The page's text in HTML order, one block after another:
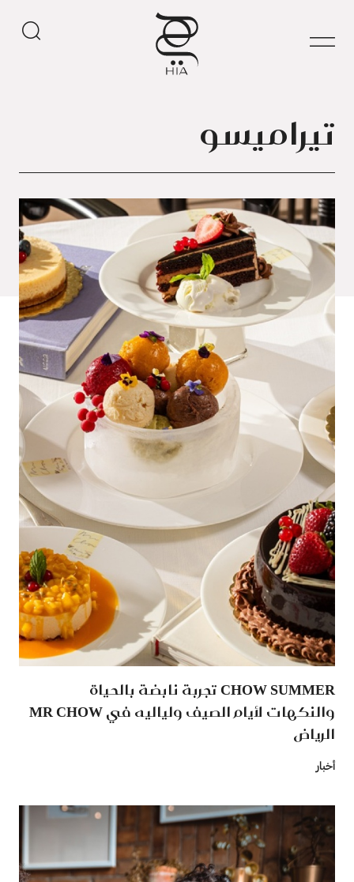
تيراميسو
CHOW SUMMER تجربة نابضة بالحياة
والنكهات لأيام الصيف ولياليه في MR CHOW
الرياض
أخبار